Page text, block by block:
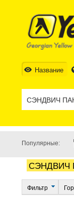
Название
Популярные:
СЭНДВИЧ
Фильтр